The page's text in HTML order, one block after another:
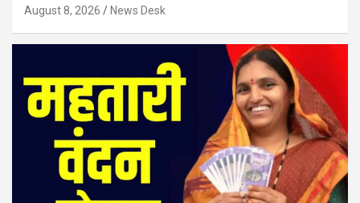
August 8, 2026 News Desk